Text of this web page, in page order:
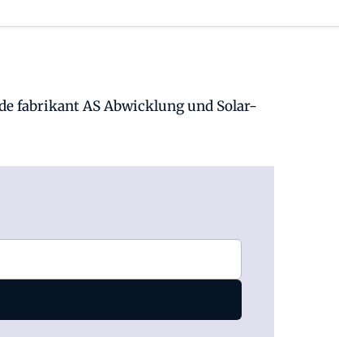
fabrikant AS Abwicklung und Solar-